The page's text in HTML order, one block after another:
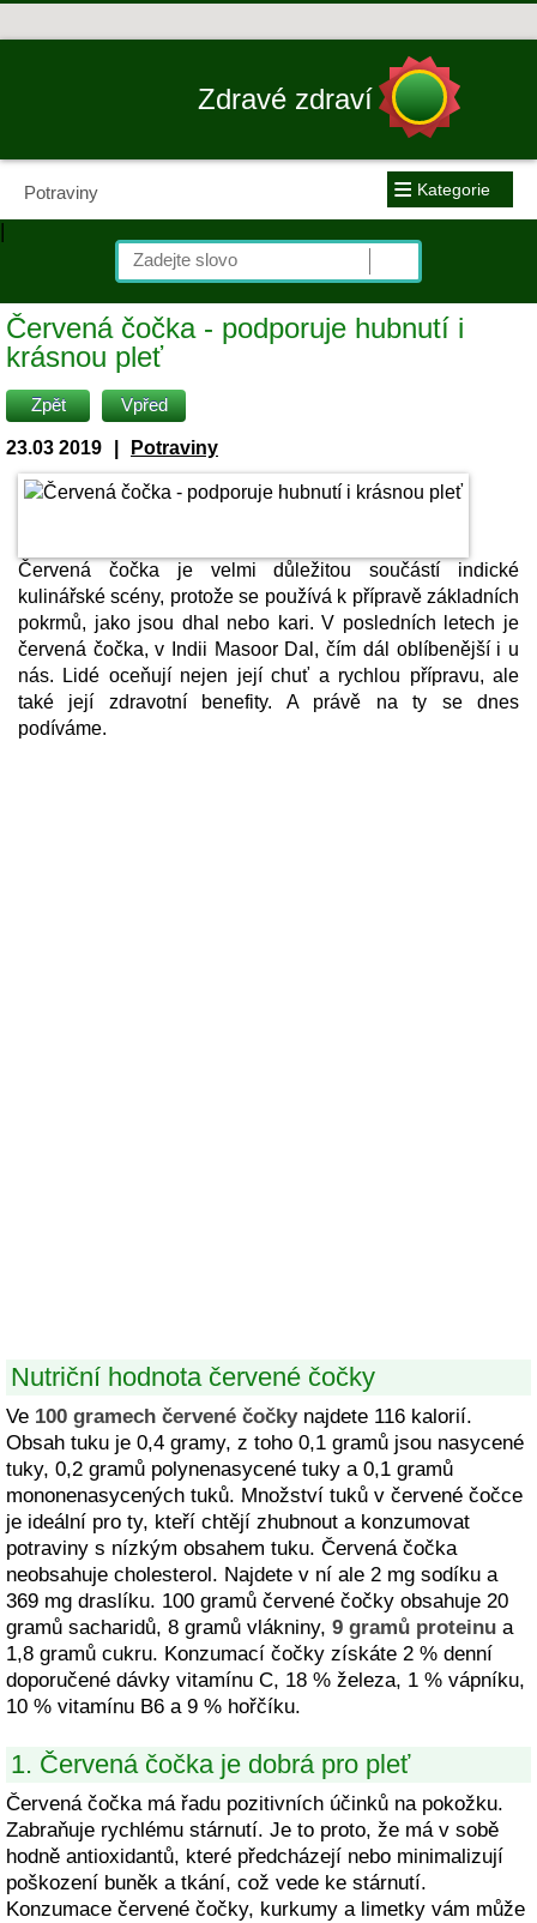
Zdravé zdraví
Potraviny ≡ Kategorie
|
Červená čočka - podporuje hubnutí i
krásnou pleť
Zpět Vpřed
23.03 2019 Potraviny
Červená čočka je velmi důležitou součástí indické
kulinářské scény, protože se používá k přípravě základních
pokrmů, jako jsou dhal nebo kari. V posledních letech je
červená čočka, v Indii Masoor Dal, čím dál oblíbenější i u
nás. Lidé oceňují nejen její chuť a rychlou přípravu, ale
také její zdravotní benefity. A právě na ty se dnes
podíváme.
Nutriční hodnota červené čočky
Ve 100 gramech červené čočkynajdete 116 kalorií.
Obsah tuku je 0,4 gramy, z toho 0,1 gramů jsou nasycené
tuky, 0,2 gramů polynenasycené tuky a 0,1 gramů
mononenasycených tuků. Množství tuků v červené čočce
je ideální pro ty, kteří chtějí zhubnout a konzumovat
potraviny s nízkým obsahem tuku. Červená čočka
neobsahuje cholesterol. Najdete v ní ale 2 mg sodíku a
369 mg draslíku. 100 gramů červené čočky obsahuje 20
gramů sacharidů, 8 gramů vlákniny, 9 gramů proteinu a
1,8 gramů cukru. Konzumací čočky získáte 2 % denní
doporučené dávky vitamínu C, 18 % železa, 1 % vápníku,
10 % vitamínu B6 a 9 % hořčíku.
1. Červená čočka je dobrá pro pleť
Červená čočka má řadu pozitivních účinků na pokožku.
Zabraňuje rychlému stárnutí. Je to proto, že má v sobě
hodně antioxidantů, které předcházejí nebo minimalizují
poškození buněk a tkání, což vede ke stárnutí.
Konzumace červené čočky, kurkumy a limetky vám může